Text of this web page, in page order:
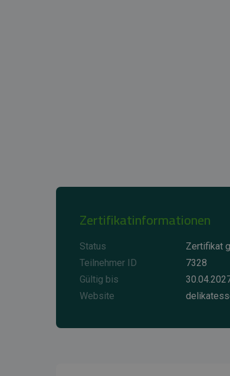
Zertifikatinformationen
Status
Zertifikat
Teilnehmer ID
7328
Gültig bis
Website